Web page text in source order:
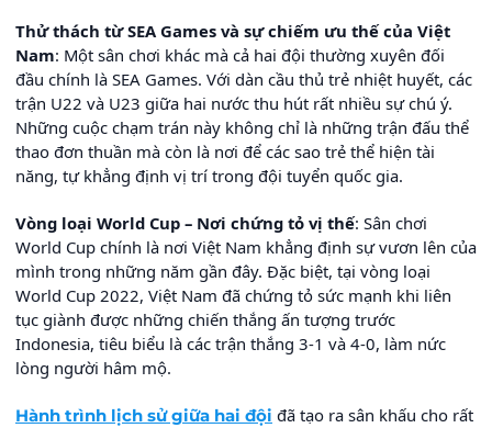
Thử thách từ SEA Games và sự chiếm ưu thế của Việt
Nam: Một sân chơi khác mà cả hai đội thường xuyên đối
đầu chính là SEA Games. Với dàn cầu thủ trẻ nhiệt huyết, các
trận U22 và U23 giữa hai nước thu hút rất nhiều sự chú ý.
Những cuộc chạm trán này không chỉ là những trận đấu thể
thao đơn thuần mà còn là nơi để các sao trẻ thể hiện tài
năng, tự khẳng định vị trí trong đội tuyển quốc gia.
Vòng loại World Cup – Nơi chứng tỏ vị thế: Sân chơi
World Cup chính là nơi Việt Nam khẳng định sự vươn lên của
mình trong những năm gần đây. Đặc biệt, tại vòng loại
World Cup 2022, Việt Nam đã chứng tỏ sức mạnh khi liên
tục giành được những chiến thắng ấn tượng trước
Indonesia, tiêu biểu là các trận thắng 3-1 và 4-0, làm nức
lòng người hâm mộ.
Hành trình lịch sử giữa hai đội đã tạo ra sân khấu cho rất